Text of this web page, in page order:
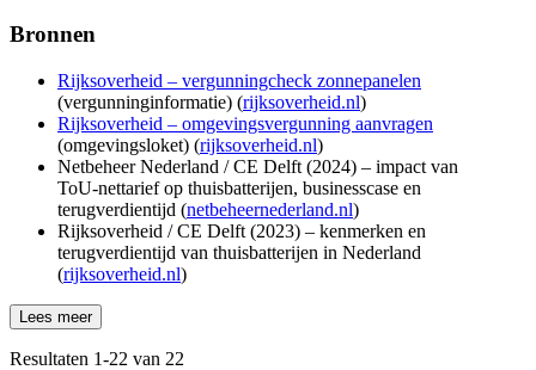
Bronnen
Rijksoverheid – vergunningcheck zonnepanelen
(vergunninginformatie) (rijksoverheid.nl)
Rijksoverheid – omgevingsvergunning aanvragen
(omgevingsloket) (rijksoverheid.nl)
Netbeheer Nederland / CE Delft (2024) – impact van
ToU‑nettarief op thuisbatterijen, businesscase en
terugverdientijd (netbeheernederland.nl)
Rijksoverheid / CE Delft (2023) – kenmerken en
terugverdientijd van thuisbatterijen in Nederland
(rijksoverheid.nl)
Lees meer
Resultaten 1-22 van 22